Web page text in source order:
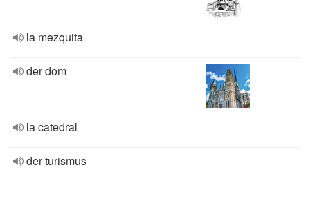
la mezquita
der dom
la catedral
der turismus